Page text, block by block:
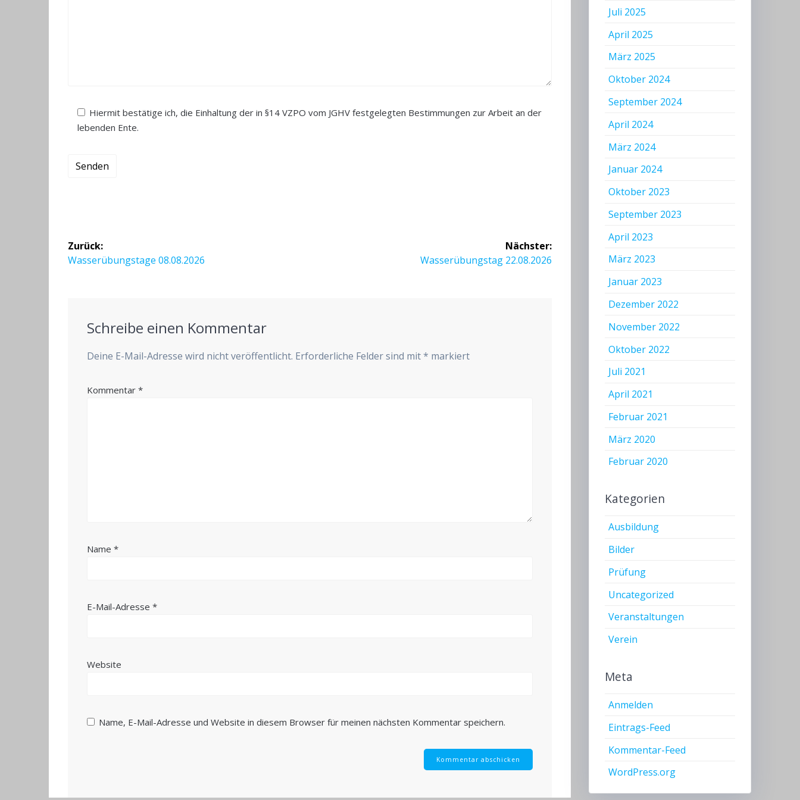
Hiermit bestätige ich, die Einhaltung der in §14 VZPO vom JGHV festgelegten Bestimmungen zur Arbeit an der
lebenden Ente.
Beitragsnavigation
Zurück:
Vorheriger
Wasserübungstage 08.08.2026
Nächster:
Nächster
Wasserübungstag 22.08.2026
Schreibe einen Kommentar
Deine E-Mail-Adresse wird nicht veröffentlicht. Erforderliche Felder sind mit* markiert
Kommentar*
Name*
E-Mail-Adresse*
Website
Name, E-Mail-Adresse und Website in diesem Browser für meinen nächsten Kommentar speichern.
Juli 2025
April 2025
März 2025
Oktober 2024
September 2024
April 2024
März 2024
Januar 2024
Oktober 2023
September 2023
April 2023
März 2023
Januar 2023
Dezember 2022
November 2022
Oktober 2022
Juli 2021
April 2021
Februar 2021
März 2020
Februar 2020
Kategorien
Ausbildung
Bilder
Prüfung
Uncategorized
Veranstaltungen
Verein
Meta
Anmelden
Eintrags-Feed
Kommentar-Feed
WordPress.org